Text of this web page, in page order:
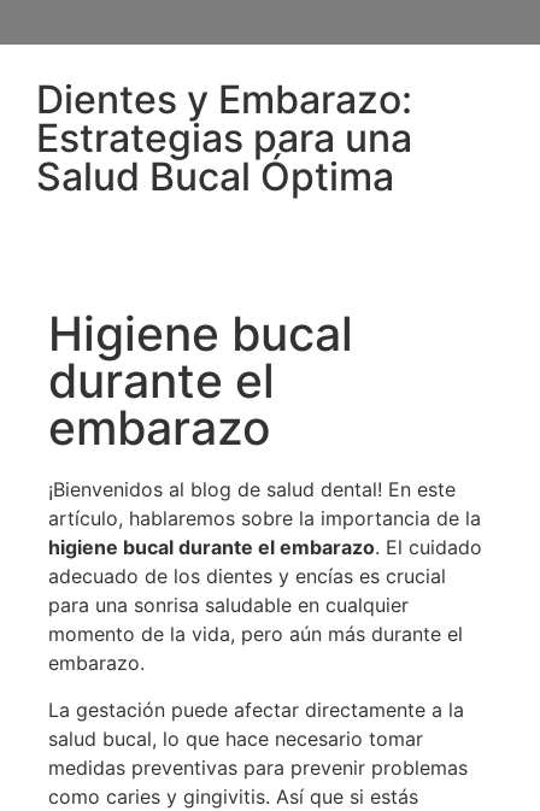
Dientes y Embarazo:
Estrategias para una
Salud Bucal Óptima
Higiene bucal
durante el
embarazo
¡Bienvenidos al blog de salud dental! En este
artículo, hablaremos sobre la importancia de la
higiene bucal durante el embarazo. El cuidado
adecuado de los dientes y encías es crucial
para una sonrisa saludable en cualquier
momento de la vida, pero aún más durante el
embarazo.
La gestación puede afectar directamente a la
salud bucal, lo que hace necesario tomar
medidas preventivas para prevenir problemas
como caries y gingivitis. Así que si estás